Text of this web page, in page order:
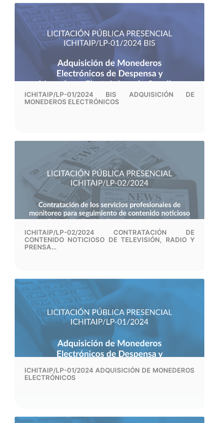
ICHITAIP/LP-01/2024 BIS ADQUISICIÓN DE
MONEDEROS ELECTRÓNICOS
ICHITAIP/LP-02/2024 CONTRATACIÓN DE
CONTENIDO NOTICIOSO DE TELEVISIÓN, RADIO Y
PRENSA…
ICHITAIP/LP-01/2024 ADQUISICIÓN DE MONEDEROS
ELECTRÓNICOS